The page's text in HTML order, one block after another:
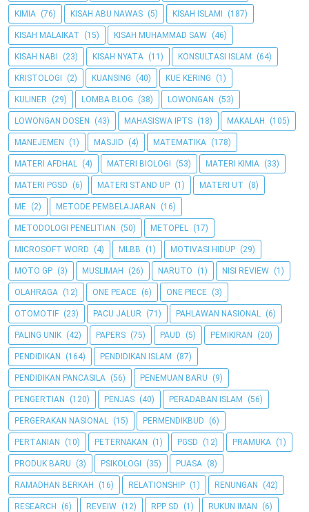
KIMIA (76) KISAH ABU NAWAS (5) KISAH ISLAMI (187)
KISAH MALAIKAT (15) KISAH MUHAMMAD SAW (46)
KISAH NABI (23) KISAH NYATA (11) KONSULTASI ISLAM (64)
KRISTOLOGI (2) KUANSING (40) KUE KERING (1)
KULINER (29) LOMBA BLOG (38) LOWONGAN (53)
LOWONGAN DOSEN (43) MAHASISWA IPTS (18) MAKALAH (105)
MANEJEMEN (1) MASJID (4) MATEMATIKA (178)
MATERI AFDHAL (4) MATERI BIOLOGI (53) MATERI KIMIA (33)
MATERI PGSD (6) MATERI STAND UP (1) MATERI UT (8)
ME (2) METODE PEMBELAJARAN (16)
METODOLOGI PENELITIAN (50) METOPEL (17)
MICROSOFT WORD (4) MLBB (1) MOTIVASI HIDUP (29)
MOTO GP (3) MUSLIMAH (26) NARUTO (1) NISI REVIEW (1)
OLAHRAGA (12) ONE PEACE (6) ONE PIECE (3)
OTOMOTIF (23) PACU JALUR (71) PAHLAWAN NASIONAL (6)
PALING UNIK (42) PAPERS (75) PAUD (5) PEMIKIRAN (20)
PENDIDIKAN (164) PENDIDIKAN ISLAM (87)
PENDIDIKAN PANCASILA (56) PENEMUAN BARU (9)
PENGERTIAN (120) PENJAS (40) PERADABAN ISLAM (56)
PERGERAKAN NASIONAL (15) PERMENDIKBUD (6)
PERTANIAN (10) PETERNAKAN (1) PGSD (12) PRAMUKA (1)
PRODUK BARU (3) PSIKOLOGI (35) PUASA (8)
RAMADHAN BERKAH (16) RELATIONSHIP (1) RENUNGAN (42)
RESEARCH (6) REVEIW (12) RPP SD (1) RUKUN IMAN (6)